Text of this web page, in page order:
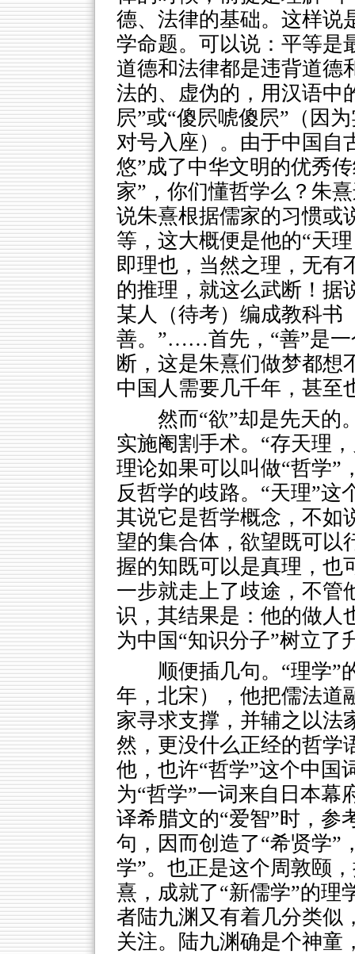
德、法律的基础。这样说
学命题。可以说：平等是
道德和法律都是违背道德
法的、虚伪的，用汉语中
屄”或“傻屄唬傻屄”（因
对号入座）。由于中国自
悠”成了中华文明的优秀
家”，你们懂哲学么？朱
说朱熹根据儒家的习惯或
等，这大概便是他的“天
即理也，当然之理，无有
的推理，就这么武断！据
某人（待考）编成教科书
善。”……首先，“善”是一
断，这是朱熹们做梦都想
中国人需要几千年，甚至
然而“欲”却是先天的
实施阉割手术。“存天理
理论如果可以叫做“哲学”
反哲学的歧路。“天理”这
其说它是哲学概念，不如
望的集合体，欲望既可以
握的知既可以是真理，也
一步就走上了歧途，不管
识，其结果是：他的做人
为中国“知识分子”树立了
顺便插几句。“理学”
年，北宋），他把儒法道
家寻求支撑，并辅之以法
然，更没什么正经的哲学
他，也许“哲学”这个中国
为“哲学”一词来自日本幕
译希腊文的“爱智”时，参
句，因而创造了“希贤学”
学”。也正是这个周敦颐
熹，成就了“新儒学”的理
者陆九渊又有着几分类似
关注。陆九渊确是个神童